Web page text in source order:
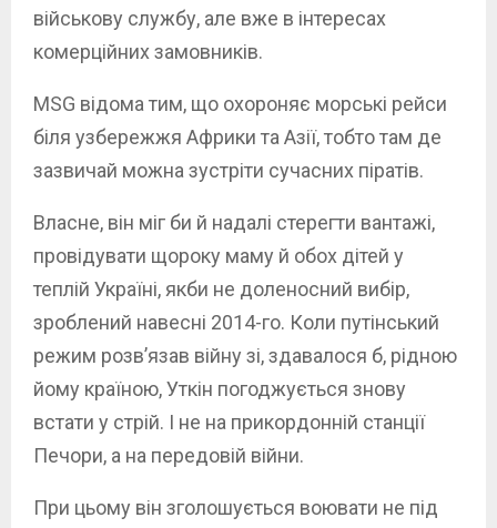
військову службу, але вже в інтересах
комерційних замовників.
MSG відома тим, що охороняє морські рейси
біля узбережжя Африки та Азії, тобто там де
зазвичай можна зустріти сучасних піратів.
Власне, він міг би й надалі стерегти вантажі,
провідувати щороку маму й обох дітей у
теплій Україні, якби не доленосний вибір,
зроблений навесні 2014-го. Коли путінський
режим розв’язав війну зі, здавалося б, рідною
йому країною, Уткін погоджується знову
встати у стрій. І не на прикордонній станції
Печори, а на передовій війни.
При цьому він зголошується воювати не під